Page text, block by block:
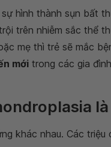
hình thành sụn bất
trên nhiễm sắc thể
mẹ thì trẻ sẽ mắc
mới trong các gia
là
khác nhau. Các